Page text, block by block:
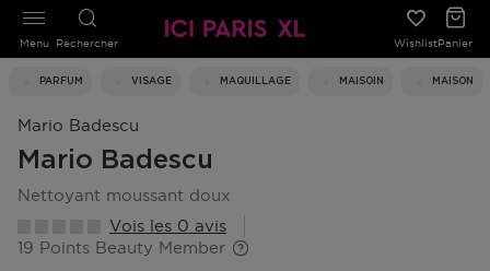
Rechercher WishlistPanier
PARFUM VISAGE MAQUILLAGE MAISOIN MAISON
Menu
Mario Badescu
Mario Badescu
nettoyant moussant doux
Vois les 0 avis
19 Points Beauty Member